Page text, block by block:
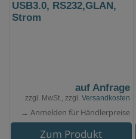
USB3.0, RS232,GLAN,
Strom
auf Anfrage
zzgl. MwSt., zzgl. Versandkosten
→ Anmelden für Händlerpreise
Zum Produkt